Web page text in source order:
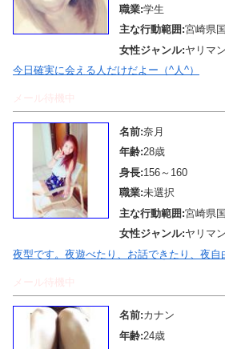
職業:学生
主な行動範囲:宮崎県
女性ジャンル:ヤリマ
今日確実に会える人だけだよー（^人^）
メール待機中
名前:奈月
年齢:28歳
身長:156～160
職業:未選択
主な行動範囲:宮崎県
女性ジャンル:ヤリマ
夜型です。夜遊べたり、お話できたり、夜自
メール待機中
名前:カナン
年齢:24歳